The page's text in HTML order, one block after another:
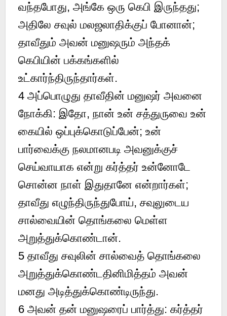
வந்தபோது, அங்கே ஒரு கெபி இருந்தது;
அதிலே சவுல் மலஜலாதிக்குப் போனான்;
தாவீதும் அவன் மனுஷரும் அந்தக்
கெபியின் பக்கங்களில்
உட்கார்ந்திருந்தார்கள்.
4அப்பொழுது தாவீதின் மனுஷர் அவனை
நோக்கி: இதோ, நான் உன் சத்துருவை உன்
கையில் ஒப்புக்கொடுப்பேன்; உன்
பார்வைக்கு நலமானபடி அவனுக்குச்
செய்வாயாக என்று கர்த்தர் உன்னோடே
சொன்ன நாள் இதுதானே என்றார்கள்;
தாவீது எழுந்திருந்துபோய், சவுலுடைய
சால்வையின் தொங்கலை மெள்ள
அறுத்துக்கொண்டான்.
5தாவீது சவுலின் சால்வைத் தொங்கலை
அறுத்துக்கொண்டதினிமித்தம் அவன்
மனது அடித்துக்கொண்டிருந்து.
6அவன் தன் மனுஷரைப் பார்த்து: கர்த்தர்